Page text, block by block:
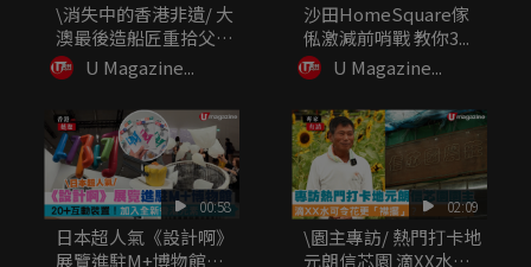
\消失中的香港非遺/ 大
澳最後造船匠重拾父親
工... U Magazine...
沙田HomeSquare傢
俬激減前哨戰 教你3...
U Magazine...
00:58
日本超人氣《設計啊》
展覽進駐M+博物館
02:09
\園主專訪/ 熱門打卡地
元朗信芯園 滴XX水可